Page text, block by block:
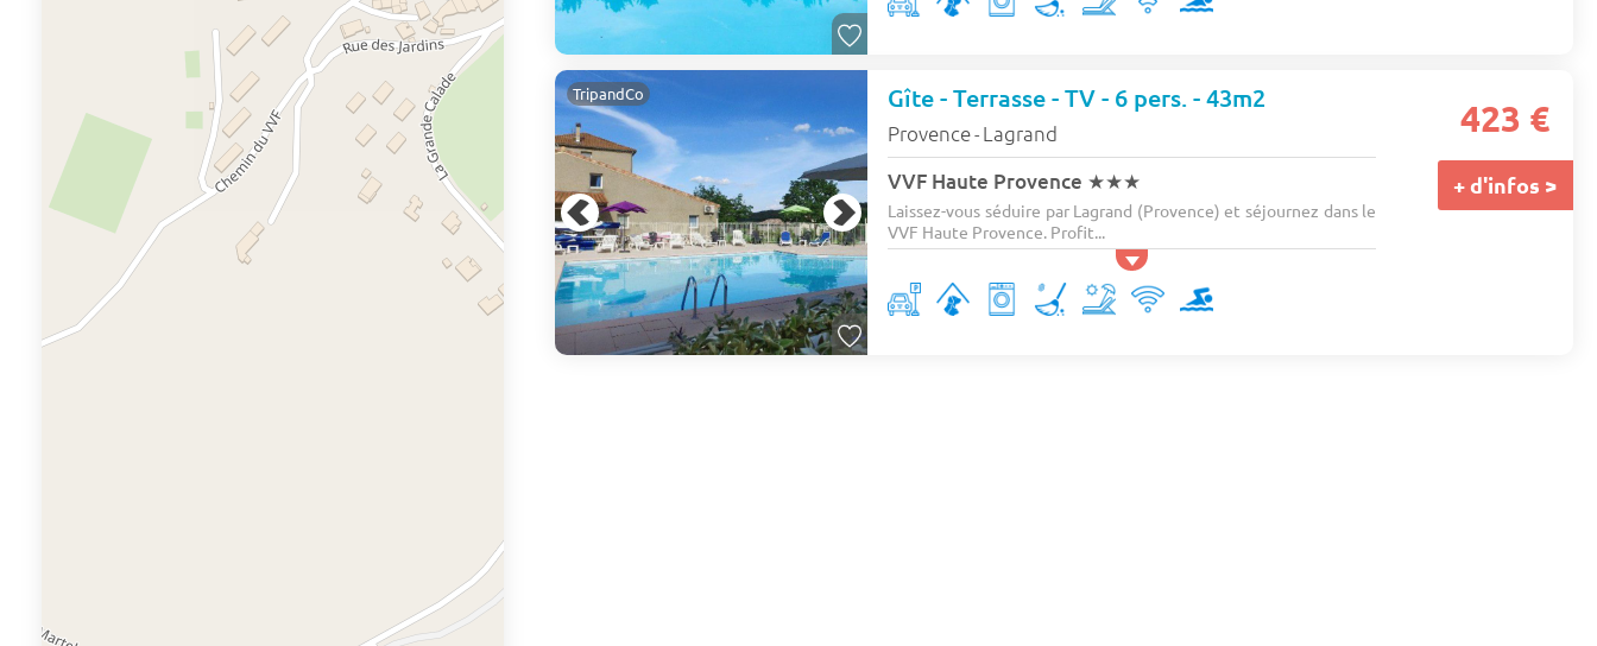
TripandCo Gîte - Terrasse - TV - 6 pers. - 43m2
Provence- Lagrand
VVF Haute Provence ★★★
Laissez-vous séduire par Lagrand (Provence) et séjournez dans le
VVF Haute Provence. Profit...
423 €
+ d'infos >